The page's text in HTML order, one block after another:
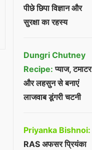
पीछे छिपा विज्ञान और
सुरक्षा का रहस्य
Dungri Chutney
Recipe: प्याज, टमाटर
और लहसुन से बनाएं
लाजवाब डूंगरी चटनी
Priyanka Bishnoi:
RAS अफसर प्रियंका